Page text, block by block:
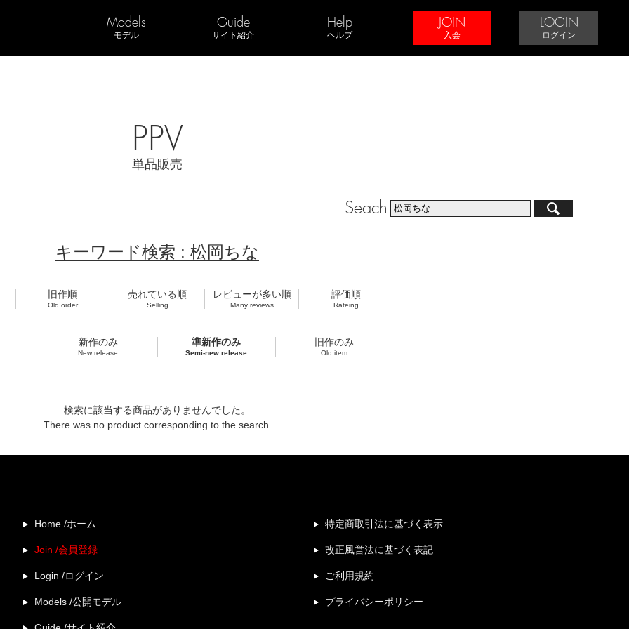
Models
モデル
Guide
サイト紹介
Help
ヘルプ
JOIN
入会
LOGIN
ログイン
PPV
単品販売
Seach
キーワード検索 : 松岡ちな
旧作順
Old order
売れている順
Selling
レビューが多い順
Many reviews
評価順
Rateing
新作のみ
New release
準新作のみ
Semi-new release
旧作のみ
Old item
検索に該当する商品がありませんでした。
There was no product corresponding to the search.
Home /ホーム
Join /会員登録
Login /ログイン
Models /公開モデル
特定商取引法に基づく表示
改正風営法に基づく表記
ご利用規約
プライバシーポリシー